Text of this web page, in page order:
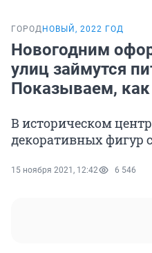
ГОРОД НОВЫЙ, 2022 ГОД
Новогодним
улиц займутся
Показываем, как
В историческом
декоративных фигур
15 ноября 2021, 12:42 6 546